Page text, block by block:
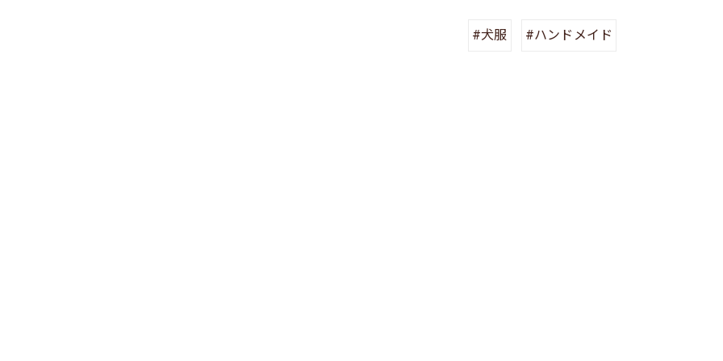
#犬服 #ハンドメイド